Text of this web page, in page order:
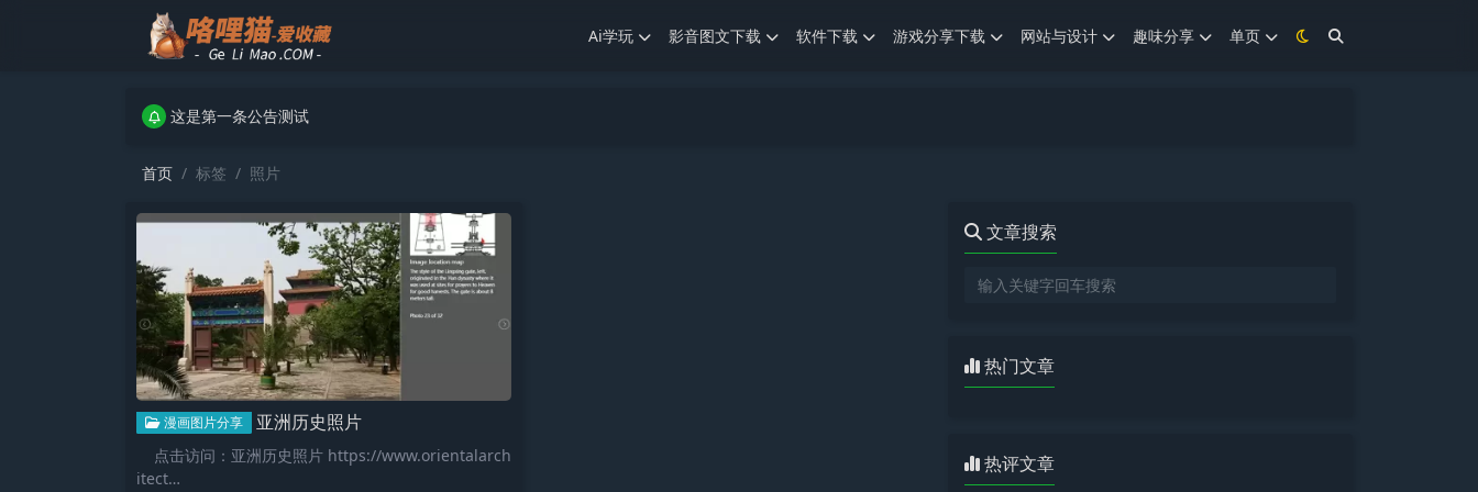
Ai学玩 影音图文下载 软件下载 游戏分享下载 网站与设计 趣味分享
单页
这是第一条公告测试
这是第一条公告测试
首页 标签 照片
漫画图片分享 亚洲历史照片
点击访问：亚洲历史照片 https://www.orientalarch
itect…
文章搜索
热门文章
热评文章